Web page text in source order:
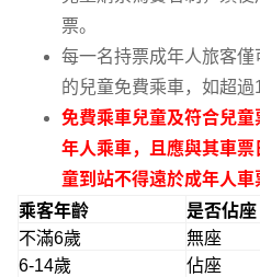
票。
每一名持票成年人旅客
的兒童免費乘車，如超過
免費乘車兒童及符合兒
年人乘車，且應與其車
童到站不得遠於成年人車
乘客年齡
是否佔座
不滿6歲
無座
6-14歲
佔座